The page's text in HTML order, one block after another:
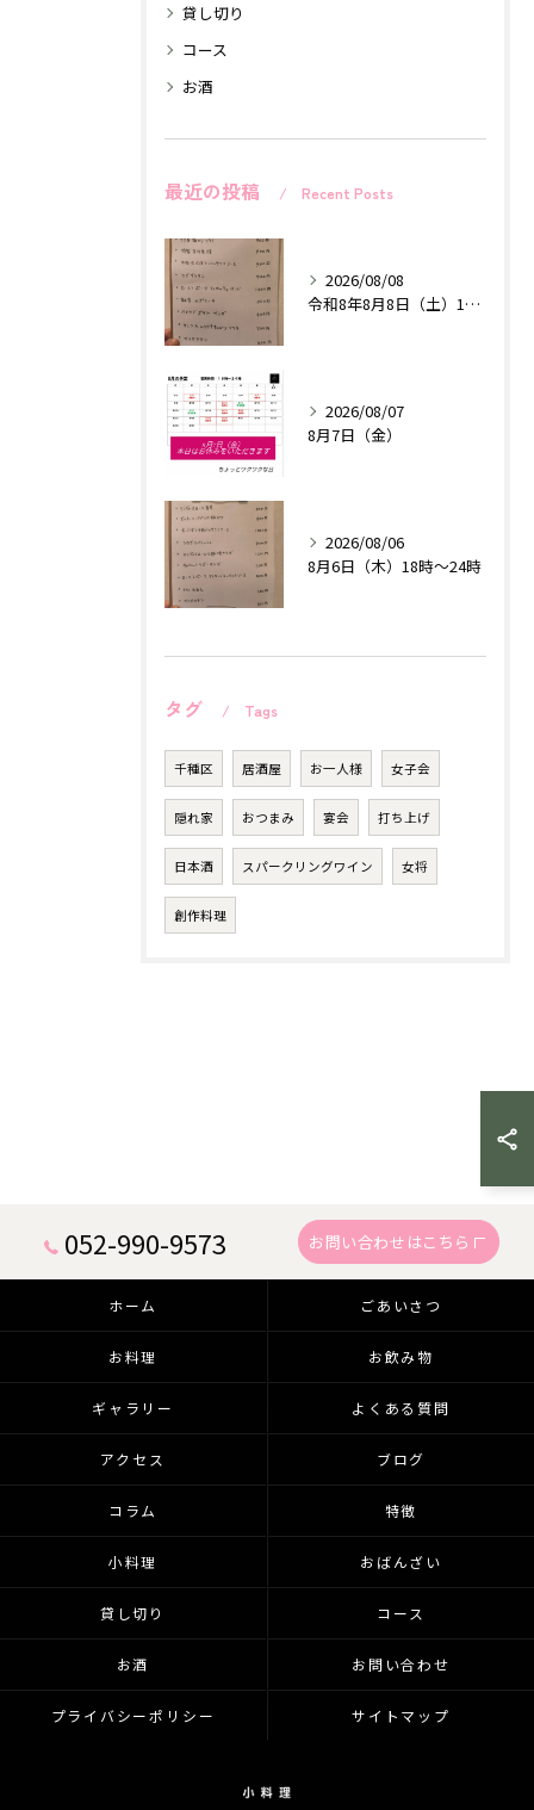
貸し切り
コース
お酒
最近の投稿 Recent Posts
2026/08/08
令和8年8月8日（土）18時〜24時
2026/08/07
8月7日（金）
2026/08/06
8月6日（木）18時〜24時
タグ Tags
千種区 居酒屋 お一人様 女子会
隠れ家 おつまみ 宴会 打ち上げ
日本酒 スパークリングワイン 女将
創作料理
052-990-9573 お問い合わせはこちら
ホーム ごあいさつ
お料理 お飲み物
ギャラリー よくある質問
アクセス ブログ
コラム 特徴
小料理 おばんざい
貸し切り コース
お酒 お問い合わせ
プライバシーポリシー サイトマップ